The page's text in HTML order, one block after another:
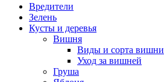
Вредители
Зелень
Кусты и деревья
Вишня
Виды и сорта вишни
Уход за вишней
Груша